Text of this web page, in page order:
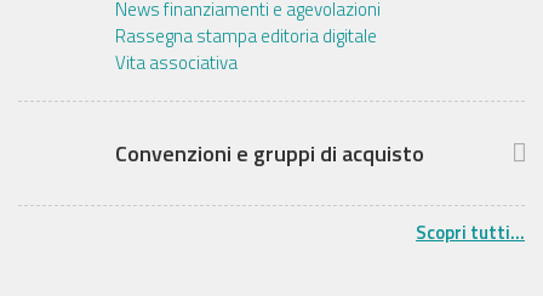
News finanziamenti e agevolazioni
Rassegna stampa editoria digitale
Vita associativa
Convenzioni e gruppi di acquisto
Scopri tutti...